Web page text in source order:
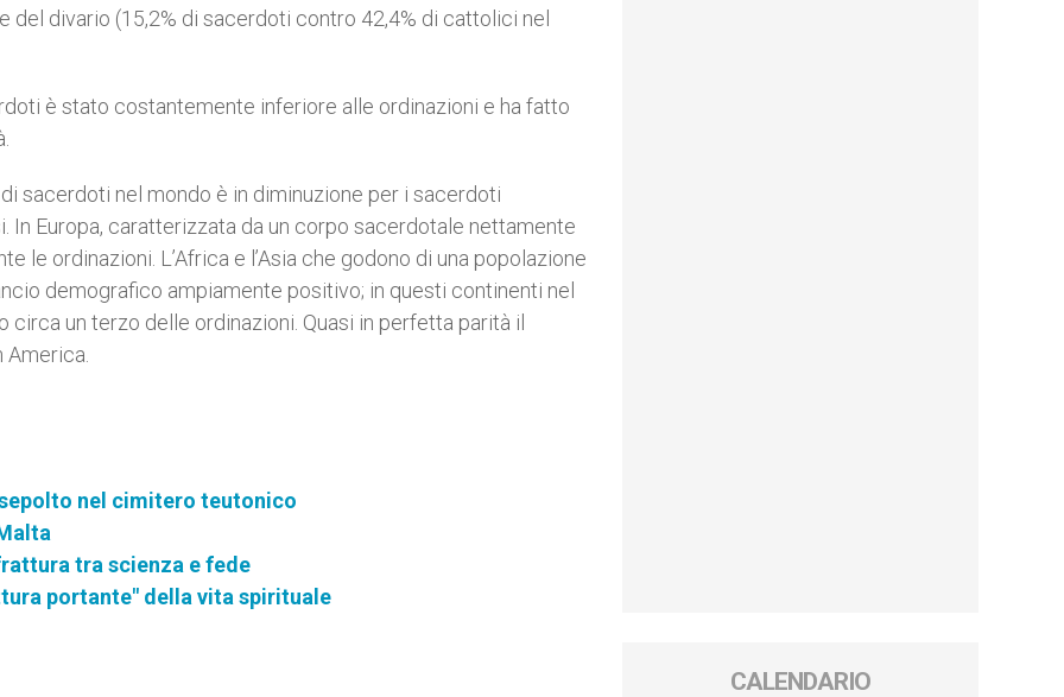
del divario (15,2% di sacerdoti contro 42,4% di cattolici nel
è stato costantemente inferiore alle ordinazioni e ha fatto
sacerdoti nel mondo è in diminuzione per i sacerdoti
Europa, caratterizzata da un corpo sacerdotale nettamente
le ordinazioni. L’Africa e l’Asia che godono di una popolazione
demografico ampiamente positivo; in questi continenti nel
un terzo delle ordinazioni. Quasi in perfetta parità il
nel cimitero teutonico
tra scienza e fede
portante" della vita spirituale
CALENDARIO